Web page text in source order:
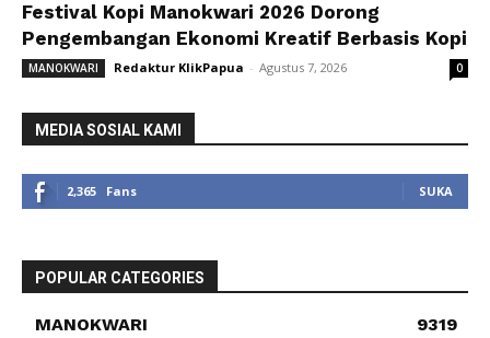
Festival Kopi Manokwari 2026 Dorong
Pengembangan Ekonomi Kreatif Berbasis Kopi
MANOKWARI Redaktur KlikPapua - Agustus 7, 2026 0
MEDIA SOSIAL KAMI
2,365 Fans SUKA
POPULAR CATEGORIES
MANOKWARI
9319